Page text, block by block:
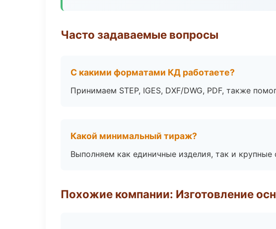
Часто задаваемые вопросы
С какими форматами КД работаете?
Принимаем STEP, IGES, DXF/DWG, PDF, также
Какой минимальный тираж?
Выполняем как единичные изделия, так и
Похожие компании: Изготовление